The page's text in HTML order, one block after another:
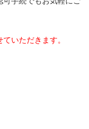
いただきます。